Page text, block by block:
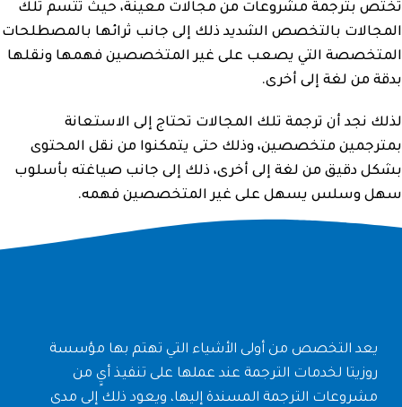
تختص بترجمة مشروعات من مجالات معينة، حيث تتسم تلك
المجالات بالتخصص الشديد ذلك إلى جانب ثرائها بالمصطلحات
المتخصصة التي يصعب على غير المتخصصين فهمها ونقلها
بدقة من لغة إلى أخرى.
لذلك نجد أن ترجمة تلك المجالات تحتاج إلى الاستعانة
بمترجمين متخصصين، وذلك حتى يتمكنوا من نقل المحتوى
بشكل دقيق من لغة إلى أخرى، ذلك إلى جانب صياغته بأسلوب
سهل وسلس يسهل على غير المتخصصين فهمه.
يعد التخصص من أولى الأشياء التي تهتم بها مؤسسة
روزيتا لخدمات الترجمة عند عملها على تنفيذ أيٍ من
مشروعات الترجمة المسندة إليها، ويعود ذلك إلى مدى